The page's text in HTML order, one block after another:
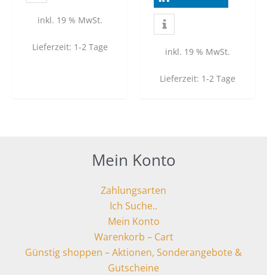
inkl. 19 % MwSt.
Lieferzeit: 1-2 Tage inkl. 19 % MwSt.
Lieferzeit: 1-2 Tage
Mein Konto
Zahlungsarten
Ich Suche..
Mein Konto
Warenkorb – Cart
Günstig shoppen – Aktionen, Sonderangebote &
Gutscheine